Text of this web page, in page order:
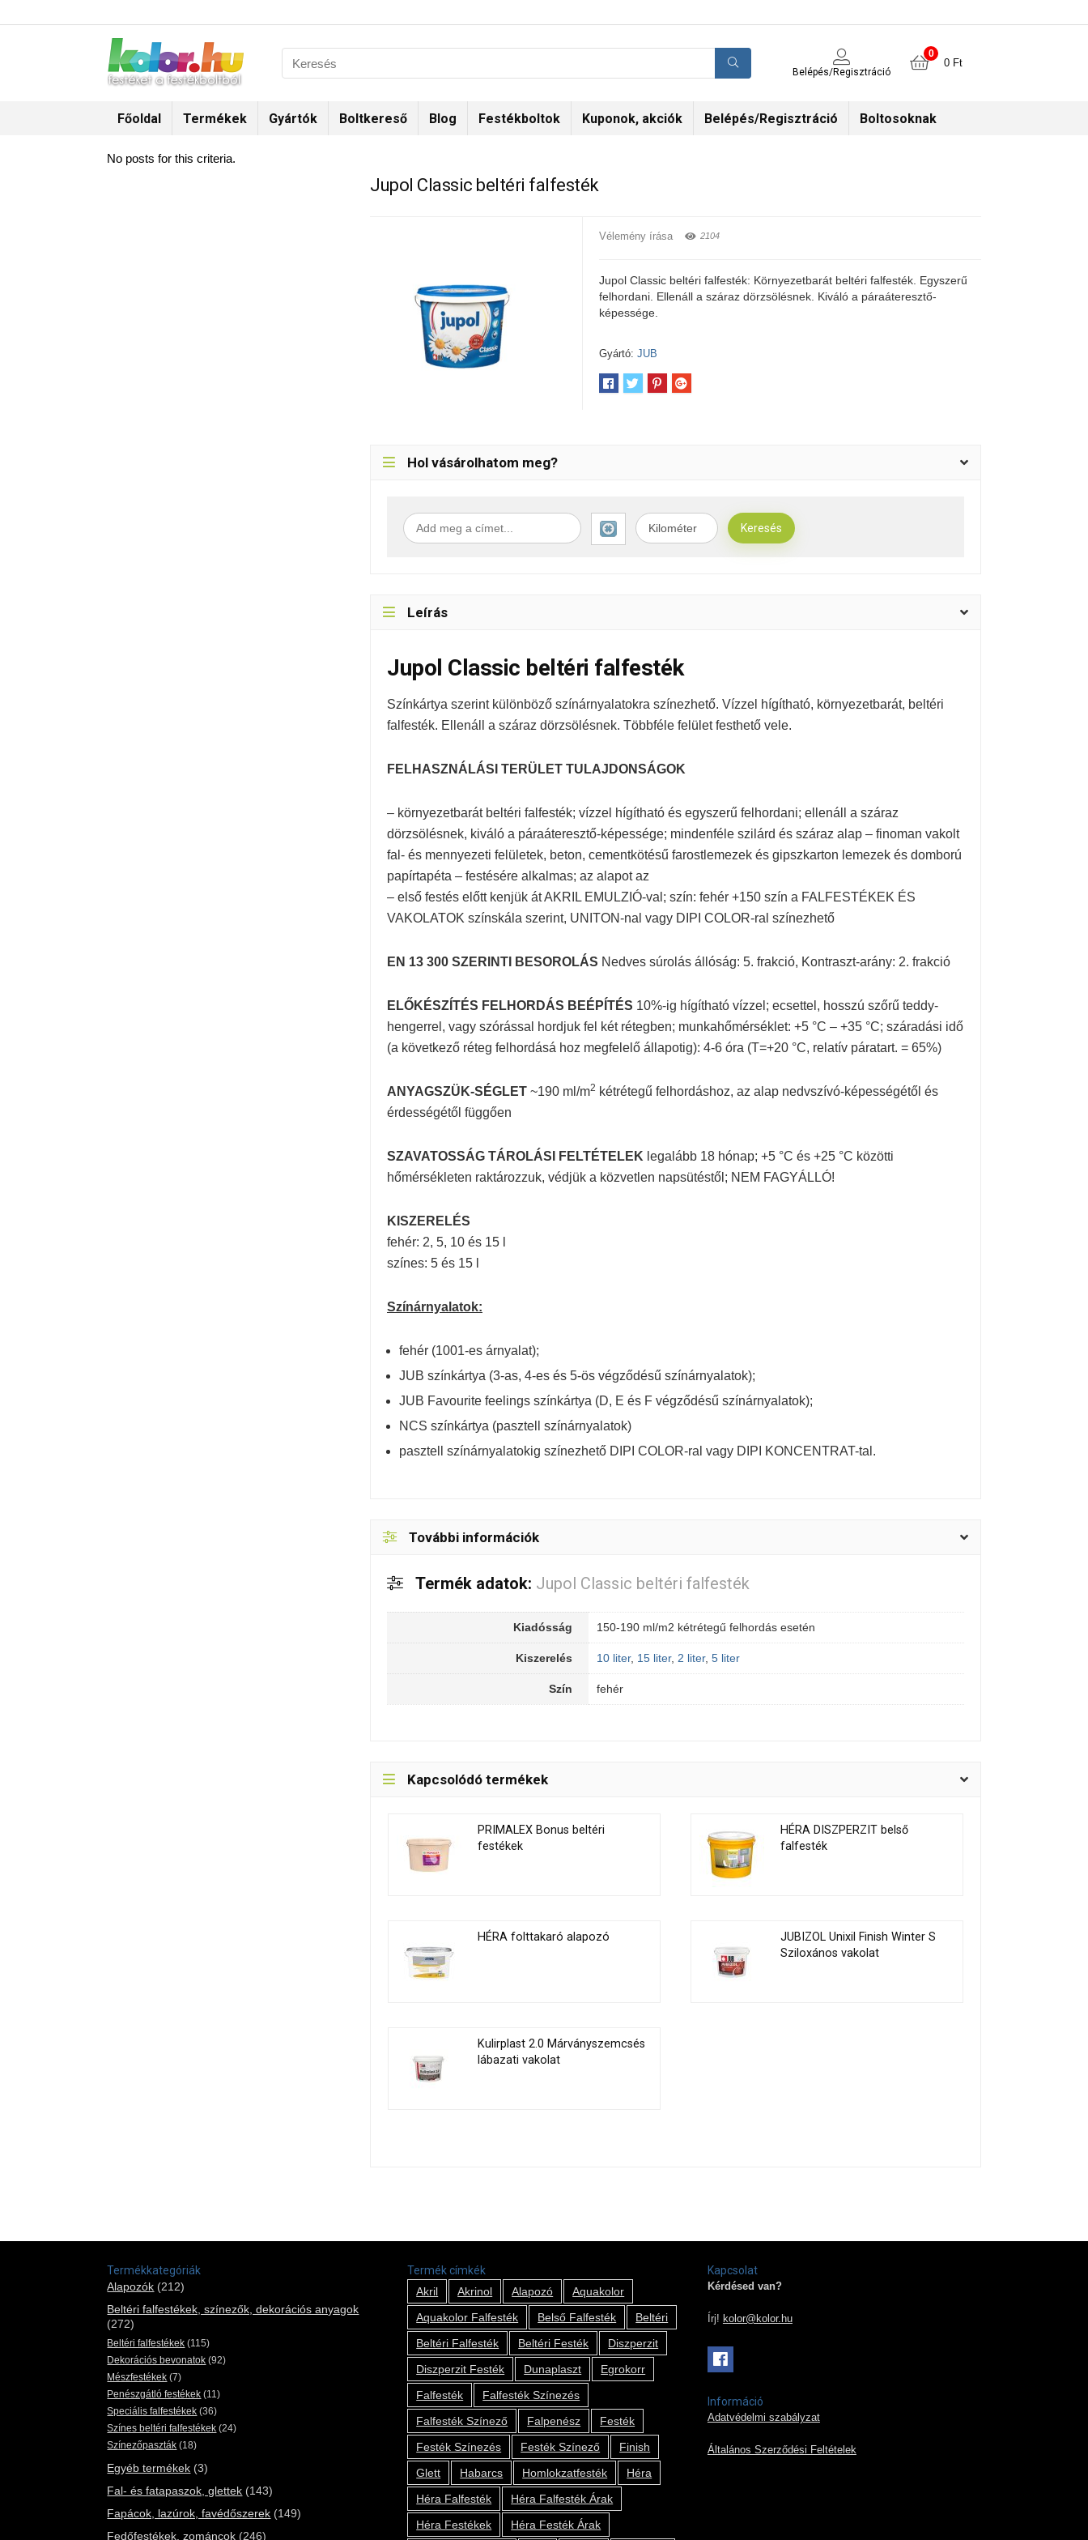
Belépés/Regisztráció
0
0 Ft
Főoldal Termékek Gyártók Boltkereső Blog Festékboltok Kuponok, akciók Belépés/Regisztráció Boltosoknak
Jupol Classic beltéri falfesték
Vélemény írása 2104
Jupol Classic beltéri falfesték: Környezetbarát beltéri falfesték. Egyszerű
felhordani. Ellenáll a száraz dörzsölésnek. Kiváló a páraáteresztő-
képessége.
Gyártó: JUB
Hol vásárolhatom meg?
Leírás
Jupol Classic beltéri falfesték
Színkártya szerint különböző színárnyalatokra színezhető. Vízzel hígítható, környezetbarát, beltéri
falfesték. Ellenáll a száraz dörzsölésnek. Többféle felület festhető vele.
FELHASZNÁLÁSI TERÜLET TULAJDONSÁGOK
– környezetbarát beltéri falfesték; vízzel hígítható és egyszerű felhordani; ellenáll a száraz
dörzsölésnek, kiváló a páraáteresztő-képessége; mindenféle szilárd és száraz alap – finoman vakolt
fal- és mennyezeti felületek, beton, cementkötésű farostlemezek és gipszkarton lemezek és domború
papírtapéta – festésére alkalmas; az alapot az
– első festés előtt kenjük át AKRIL EMULZIÓ-val; szín: fehér +150 szín a FALFESTÉKEK ÉS
VAKOLATOK színskála szerint, UNITON-nal vagy DIPI COLOR-ral színezhető
EN 13 300 SZERINTI BESOROLÁS Nedves súrolás állóság: 5. frakció, Kontraszt-arány: 2. frakció
ELŐKÉSZÍTÉS FELHORDÁS BEÉPÍTÉS 10%-ig hígítható vízzel; ecsettel, hosszú szőrű teddy-
hengerrel, vagy szórással hordjuk fel két rétegben; munkahőmérséklet: +5 °C – +35 °C; száradási idő
(a következő réteg felhordásá hoz megfelelő állapotig): 4-6 óra (T=+20 °C, relatív páratart. = 65%)
ANYAGSZÜK-SÉGLET ~190 ml/m2 kétrétegű felhordáshoz, az alap nedvszívó-képességétől és
érdességétől függően
SZAVATOSSÁG TÁROLÁSI FELTÉTELEK legalább 18 hónap; +5 °C és +25 °C közötti
hőmérsékleten raktározzuk, védjük a közvetlen napsütéstől; NEM FAGYÁLLÓ!
KISZERELÉS
fehér: 2, 5, 10 és 15 l
színes: 5 és 15 l
Színárnyalatok:
fehér (1001-es árnyalat);
JUB színkártya (3-as, 4-es és 5-ös végződésű színárnyalatok);
JUB Favourite feelings színkártya (D, E és F végződésű színárnyalatok);
NCS színkártya (pasztell színárnyalatok)
pasztell színárnyalatokig színezhető DIPI COLOR-ral vagy DIPI KONCENTRAT-tal.
További információk
Termék adatok: Jupol Classic beltéri falfesték
Kiadósság 150-190 ml/m2 kétrétegű felhordás esetén
Kiszerelés 10 liter, 15 liter, 2 liter, 5 liter
Szín fehér
Kapcsolódó termékek
PRIMALEX Bonus beltéri
festékek
HÉRA DISZPERZIT belső
falfesték
HÉRA folttakaró alapozó
JUBIZOL Unixil Finish Winter S
Sziloxános vakolat
Kulirplast 2.0 Márványszemcsés
lábazati vakolat
No posts for this criteria.
Termékkategóriák
Alapozók (212)
Beltéri falfestékek, színezők, dekorációs anyagok
(272)
Beltéri falfestékek (115)
Dekorációs bevonatok (92)
Mészfestékek (7)
Penészgátló festékek (11)
Speciális falfestékek (36)
Színes beltéri falfestékek (24)
Színezőpaszták (18)
Egyéb termékek (3)
Fal- és fatapaszok, glettek (143)
Fapácok, lazúrok, favédőszerek (149)
Fedőfestékek, zománcok (246)
Termék címkék
Akril
Akrinol Alapozó
Aquakolor
Aquakolor Falfesték
Belső Falfesték
Beltéri
Beltéri Falfesték
Beltéri Festék
Diszperzit
Diszperzit Festék
Dunaplaszt
Egrokorr
Falfesték
Falfesték Színezés
Falfesték Színező
Falpenész
Festék
Festék Színezés
Festék Színező
Finish
Glett
Habarcs Homlokzatfesték
Héra
Héra Falfesték
Héra Falfesték Árak
Héra Festékek
Héra Festék Árak
Kapcsolat
Kérdésed van?
Írj! kolor@kolor.hu
Információ
Adatvédelmi szabályzat
Általános Szerződési Feltételek